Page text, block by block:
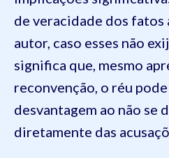
de veracidade dos fatos
autor, caso esses não
significa que, mesmo
reconvenção, o réu
desvantagem ao não se
diretamente das